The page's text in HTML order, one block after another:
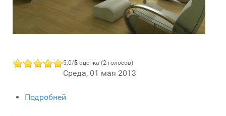
5.0/5 оценка (2 голосов)
Среда, 01 мая 2013
Подробней